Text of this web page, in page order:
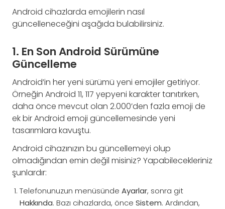
Android cihazlarda emojilerin nasıl
güncelleneceğini aşağıda bulabilirsiniz.
1. En Son Android Sürümüne
Güncelleme
Android’in her yeni sürümü yeni emojiler getiriyor.
Örneğin Android 11, 117 yepyeni karakter tanıtırken,
daha önce mevcut olan 2.000’den fazla emoji de
ek bir Android emoji güncellemesinde yeni
tasarımlara kavuştu.
Android cihazınızın bu güncellemeyi olup
olmadığından emin değil misiniz? Yapabilecekleriniz
şunlardır:
Telefonunuzun menüsünde Ayarlar, sonra git
Hakkında. Bazı cihazlarda, önce Sistem. Ardından,